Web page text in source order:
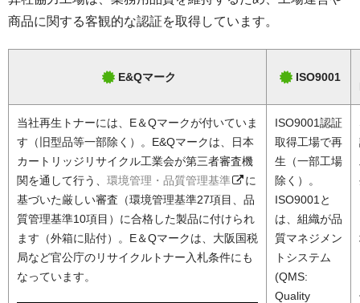
商品に関する客観的な認証を取得しています。
E&Qマーク ISO9001
当社再生トナーには、E＆Qマークが付いていま
す（旧型品等一部除く）。E&Qマークは、日本
カートリッジリサイクル工業会が第三者審査機
関を通して行う、 環境管理・品質管理基準
に
基づいた厳しい審査（環境管理基準27項目、品
質管理基準10項目）に合格した製品に付けられ
ます（外箱に貼付）。E＆Qマークは、大阪国税
局など官公庁のリサイクルトナー入札条件にも
なっています。
ISO9001認証
取得工場で再
生（一部工場
除く）。
ISO9001と
は、組織が品
質マネジメン
トシステム
(QMS:
Quality